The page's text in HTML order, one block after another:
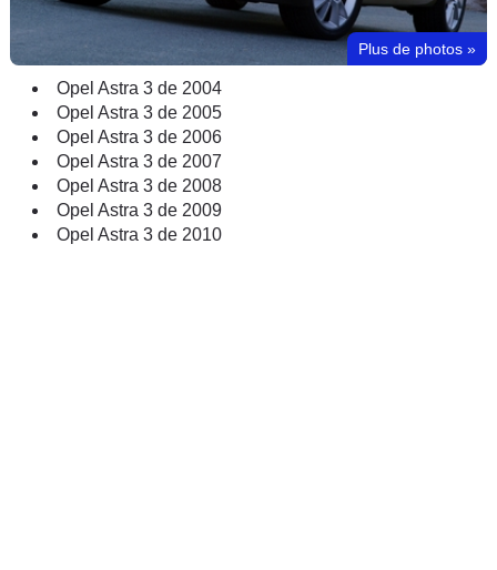
Plus de photos »
Opel Astra 3 de 2004
Opel Astra 3 de 2005
Opel Astra 3 de 2006
Opel Astra 3 de 2007
Opel Astra 3 de 2008
Opel Astra 3 de 2009
Opel Astra 3 de 2010